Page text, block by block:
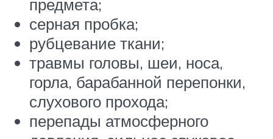
предмета;
серная пробка;
рубцевание ткани;
травмы головы, шеи, носа,
горла, барабанной перепонки,
слухового прохода;
перепады атмосферного